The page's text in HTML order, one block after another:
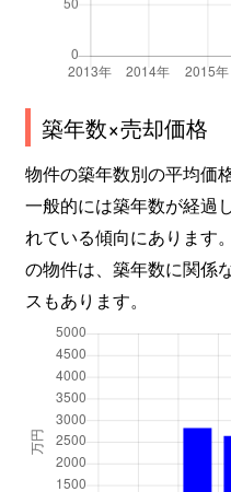
築年数×売却価格
物件の築年数別の平均価
一般的には築年数が経過
れている傾向にあります
の物件は、築年数に関係
スもあります。